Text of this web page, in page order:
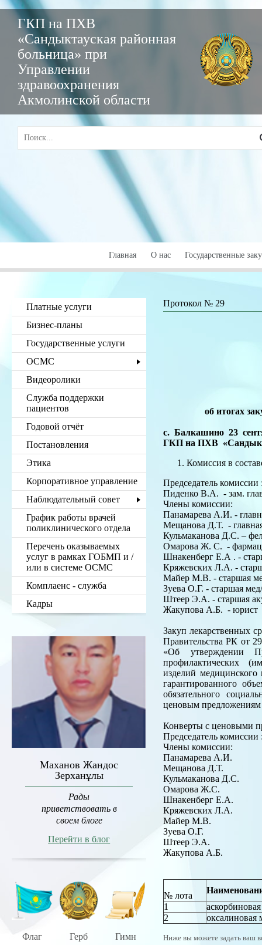
ГКП на ПХВ
«Сандыктауская районная
больница» при
Управлении
здравоохранения
Акмолинской области
Главная О нас Государственные
Платные услуги
Бизнес-планы
Государственные услуги
ОСМС
Видеоролики
Служба поддержки
пациентов
Годовой отчёт
Постановления
Этика
Корпоративное управление
Наблюдательный совет
График работы врачей
поликлинического отдела
Перечень оказываемых
услуг в рамках ГОБМП и /
или в системе ОСМС
Комплаенс - служба
Кадры
Маханов Жандос
Зерханұлы
Рады
приветствовать в
своем блоге
Перейти в блог
Флаг Герб Гимн
Протокол № 29
об итогах
с. Балкашино 23
ГКП на ПХВ
Комиссия в
Председатель комиссии
Пиденко В.А. - зам.
Члены комиссии:
Панамарева А.И. -
Мещанова Д.Т. -
Кульмаканова Д.С. –
Омарова Ж. С. -
Шнакенберг Е.А . -
Кряжевских Л.А. -
Майер М.В. - старшая
Зуева О.Г. - старшая
Штеер Э.А. - старшая
Жакупова А.Б. - юрист
Закуп лекарственных
Правительства РК от
«Об утверждении
профилактических
изделий
гарантированного
обязательного
ценовым предложениям
Конверты с ценовыми
Председатель
Члены комиссии:
Панамарева А.И.
Мещанова Д.Т.
Кульмаканова Д.С.
Омарова Ж.С.
Шнакенберг
Кряжевских
Майер М.В.
Зуева
Штеер
Жакупова А.Б.
№ лота
1
2
оксалиновая
Ниже вы можете задать ваш